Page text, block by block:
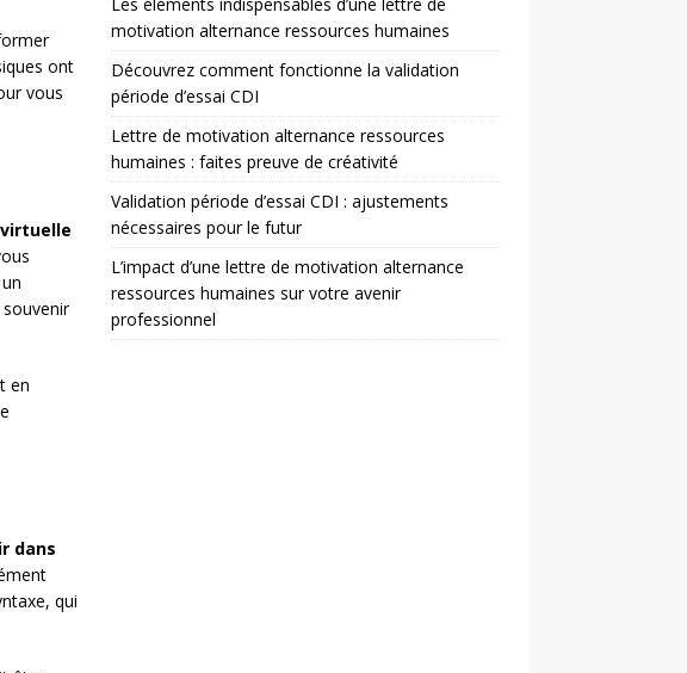
ont
vous
en
dans
qui
motivation alternance ressources humaines
Découvrez comment fonctionne la validation
période d’essai CDI
Lettre de motivation alternance ressources
humaines : faites preuve de créativité
Validation période d’essai CDI : ajustements
nécessaires pour le futur
L’impact d’une lettre de motivation alternance
ressources humaines sur votre avenir
professionnel